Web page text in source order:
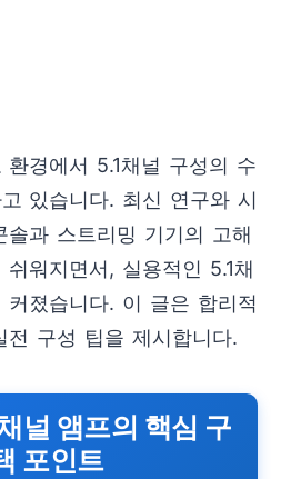
경에서 5.1채널 구성의 수
있습니다. 최신 연구와 시
솔과 스트리밍 기기의 고해
워지면서, 실용적인 5.1채
커졌습니다. 이 글은 합리적
전 구성 팁을 제시합니다.
널 앰프의 핵심 구
포인트